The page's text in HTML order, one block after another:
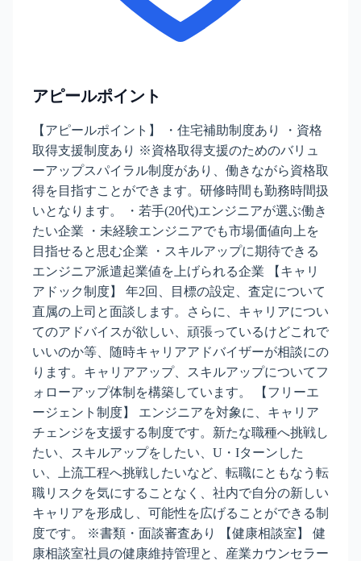
アピールポイント
【アピールポイント】 ・住宅補助制度あり ・資格
取得支援制度あり ※資格取得支援のためのバリュ
ーアップスパイラル制度があり、働きながら資格取
得を目指すことができます。研修時間も勤務時間扱
いとなります。 ・若手(20代)エンジニアが選ぶ働き
たい企業 ・未経験エンジニアでも市場価値向上を
目指せると思む企業 ・スキルアップに期待できる
エンジニア派遣起業値を上げられる企業 【キャリ
アドック制度】 年2回、目標の設定、査定について
直属の上司と面談します。さらに、キャリアについ
てのアドバイスが欲しい、頑張っているけどこれで
いいのか等、随時キャリアアドバイザーが相談にの
ります。キャリアアップ、スキルアップについてフ
ォローアップ体制を構築しています。 【フリーエ
ージェント制度】 エンジニアを対象に、キャリア
チェンジを支援する制度です。新たな職種へ挑戦し
たい、スキルアップをしたい、U・Iターンした
い、上流工程へ挑戦したいなど、転職にともなう転
職リスクを気にすることなく、社内で自分の新しい
キャリアを形成し、可能性を広げることができる制
度です。 ※書類・面談審査あり 【健康相談室】 健
康相談室社員の健康維持管理と、産業カウンセラー